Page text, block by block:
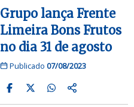
Grupo lança Frente
Limeira Bons Frutos
no dia 31 de agosto
Publicado 07/08/2023